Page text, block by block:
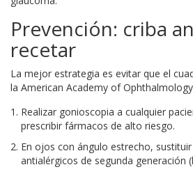
Prevención: criba
recetar
La mejor estrategia es evitar que el
la American Academy of
Realizar gonioscopia a cualquier
prescribir fármacos de alto riesgo.
En ojos con ángulo estrecho,
antialérgicos de segunda generación